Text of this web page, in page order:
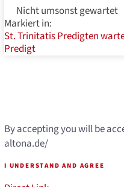
Nicht umsonst gewartet
Markiert in:
St. TrinitatisPredigten
Predigt
By accepting you will be
altona.de/
I UNDERSTAND AND AGREE